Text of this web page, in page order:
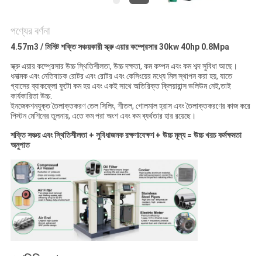
পণ্যের বর্ণনা
4.57m3 / মিনিট শক্তি সঞ্চয়কারী স্ক্রু এয়ার কম্প্রেসার 30kw 40hp 0.8Mpa
স্ক্রু এয়ার কম্প্রেসার উচ্চ স্থিতিশীলতা, উচ্চ দক্ষতা, কম কম্পন এবং কম শব্দ সুবিধা আছে।
ধনাত্মক এবং নেতিবাচক রোটর এবং রোটর এবং কেসিংয়ের মধ্যে মিল স্থাপন করা হয়, যাতে
গ্যাসের ব্যাকফ্লো ফুটো কম হয় এবং একই সাথে অতিরিক্ত ক্লিয়ারান্স ভলিউম নেই,তাই
কার্যকারিতা উচ্চ.
ইনজেকশনযুক্ত তৈলাক্তকরণ তেল সিলিং, শীতল, গোলমাল হ্রাস এবং তৈলাক্তকরণের কাজ করে
পিস্টন মেশিনের তুলনায়, এতে কম পরা অংশ এবং কম ব্যর্থতার হার রয়েছে।
শক্তি সঞ্চয় এবং স্থিতিশীলতা + সুবিধাজনক রক্ষণাবেক্ষণ + উচ্চ মূল্য = উচ্চ খরচ কর্মক্ষমতা
অনুপাত